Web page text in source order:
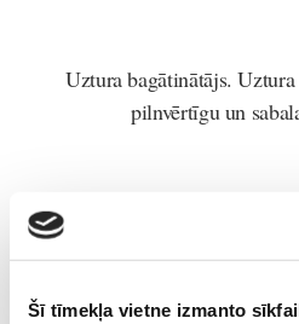
Šī tīmekļa vietne izmanto
Uztura bagātinātājs.
pilnvērtīgu un